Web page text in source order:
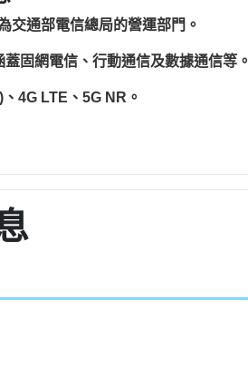
交通部電信總局的營運部門。
固網電信、行動通信及數據通信等。
4G LTE、5G NR。